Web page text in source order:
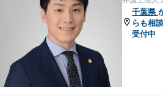
千葉県
らも相談
受付中